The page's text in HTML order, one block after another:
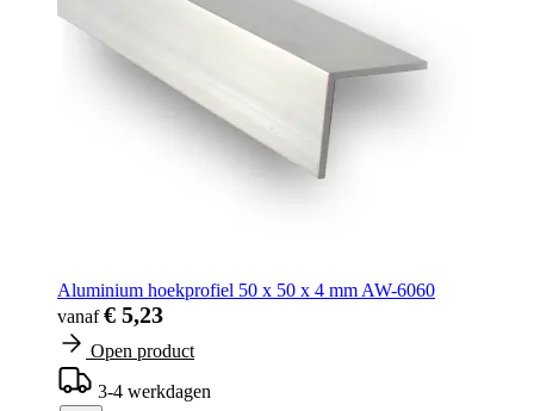
Aluminium hoekprofiel 50 x 50 x 4 mm AW-6060
vanaf€ 5,23
Open product
3-4 werkdagen